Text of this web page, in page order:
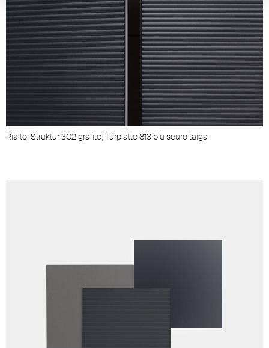
Rialto, Struktur 302 grafite, Türplatte 813 blu scuro taiga